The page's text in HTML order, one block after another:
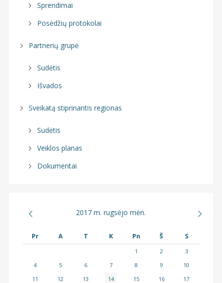
Sprendimai
Posėdžių protokolai
Partnerių grupė
Sudėtis
Išvados
Sveikatą stiprinantis regionas
Sudėtis
Veiklos planas
Dokumentai
2017 m. rugsėjo mėn.
Pr A T K Pn Š S
1 2
3
4
5 6 7 8 9
10
11
12 13 14 15 16
17